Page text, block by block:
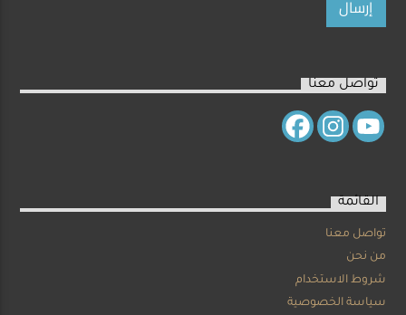
تواصل معنا
القائمة
تواصل معنا
من نحن
شروط الاستخدام
سياسة الخصوصية